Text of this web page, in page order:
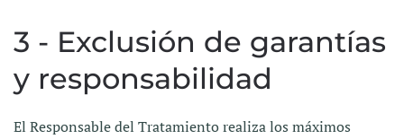
3 - Exclusión de garantías
y responsabilidad
El Responsable del Tratamiento realiza los máximos